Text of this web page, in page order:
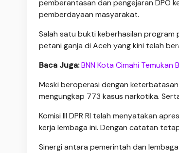
pemberantasan dan pengejaran DPO
pemberdayaan masyarakat.
Salah satu bukti keberhasilan program
petani ganja di Aceh yang kini telah
Baca Juga:BNN Kota Cimahi
Meski beroperasi dengan
mengungkap 773 kasus narkotika.
Komisi III DPR RI telah menyatakan
kerja lembaga ini. Dengan catatan
Sinergi antara pemerintah dan